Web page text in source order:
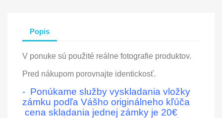
Popis
V ponuke sú použité reálne fotografie produktov.
Pred nákupom porovnajte identickosť.
- Ponúkame služby vyskladania vložky
zámku podľa Vášho originálneho kľúča
cena skladania jednej zámky je 20€